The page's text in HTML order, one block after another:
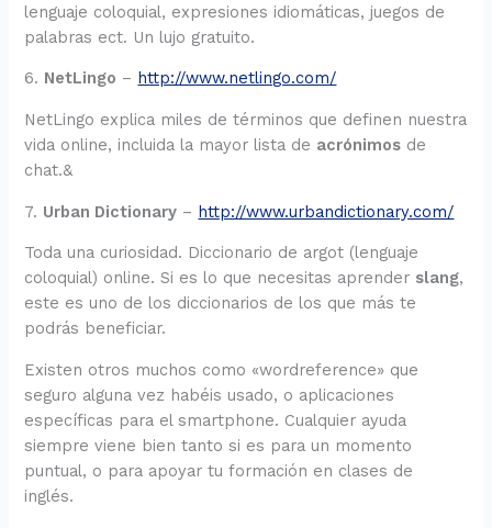
lenguaje coloquial, expresiones idiomáticas, juegos de
palabras ect. Un lujo gratuito.
6. NetLingo – http://www.netlingo.com/
NetLingo explica miles de términos que definen nuestra
vida online, incluida la mayor lista de acrónimos de
chat.&
7. Urban Dictionary – http://www.urbandictionary.com/
Toda una curiosidad. Diccionario de argot (lenguaje
coloquial) online. Si es lo que necesitas aprender slang,
este es uno de los diccionarios de los que más te
podrás beneficiar.
Existen otros muchos como «wordreference» que
seguro alguna vez habéis usado, o aplicaciones
específicas para el smartphone. Cualquier ayuda
siempre viene bien tanto si es para un momento
puntual, o para apoyar tu formación en clases de
inglés.